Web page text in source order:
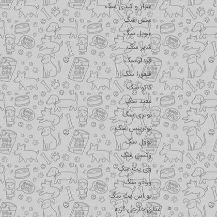
سزار و کندی سگ
سلبن سگ
سویل سگ
شایر سگ
فیدار سگ
فیفورا سگ
کاکو سگ
مفید سگ
نوتری سگ
نوترینس سگ
نوول سگ
وکسی سگ
وی پت سگ
وودو سگ
یو اس پت سگ
غذای خارجی گربه